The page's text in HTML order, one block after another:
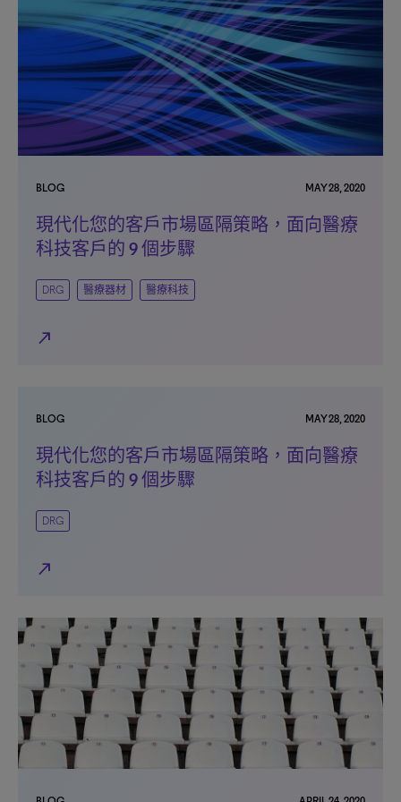
BLOG MAY 28, 2020
現代化您的客戶市場區隔策略，面向醫療
科技客戶的 9 個步驟
DRG 醫療器材 醫療科技
north_east
BLOG MAY 28, 2020
現代化您的客戶市場區隔策略，面向醫療
科技客戶的 9 個步驟
DRG
north_east